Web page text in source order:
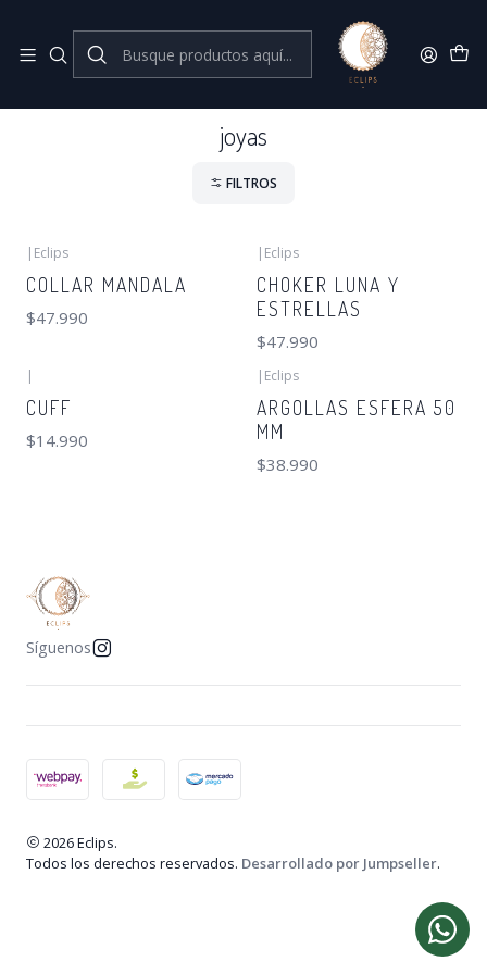
Inicio joyas
joyas
FILTROS
| Eclips
COLLAR MANDALA
$47.990
| Eclips
CHOKER LUNA Y
ESTRELLAS
$47.990
|
CUFF
$14.990
| Eclips
ARGOLLAS ESFERA 50
MM
$38.990
Síguenos
2026 Eclips.
Todos los derechos reservados. Desarrollado por Jumpseller.